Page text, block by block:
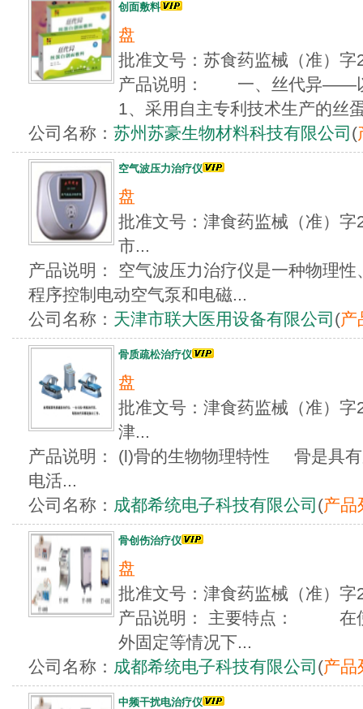
创面敷料
盘
批准文号：苏食药监械（准
产品说明： 一、丝代异
1、采用自主专利技术生产的丝
公司名称： 苏州苏豪生物材料科技有限公司 (
空气波压力治疗仪
盘
批准文号：津食药监械（准）
市...
产品说明： 空气波压力治疗仪是一种物理
程序控制电动空气泵和电磁...
公司名称： 天津市联大医用设备有限公司 (产
骨质疏松治疗仪
盘
批准文号：津食药监械（准）
津...
产品说明： (l)骨的生物物理特性 骨是具有
电活...
公司名称： 成都希统电子科技有限公司 (产品
骨创伤治疗仪
盘
批准文号：津食药监械（准
产品说明： 主要特点： 在使
外固定等情况下...
公司名称： 成都希统电子科技有限公司 (产品
中频干扰电治疗仪